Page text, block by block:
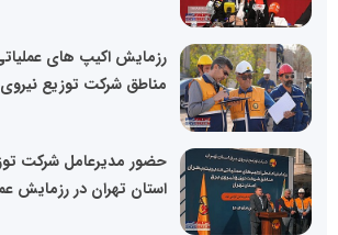
رزمایش اکیپ های
مناطق شرکت توزیع
حضور مدیرعامل شرکت
استان تهران در رزمایش